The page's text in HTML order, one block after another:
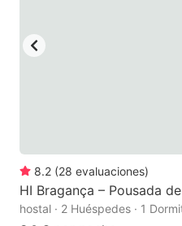
changing
dates.
8.2 (28 evaluaciones)
HI Bragança – Pousada
hostal · 2 Huéspedes · 1